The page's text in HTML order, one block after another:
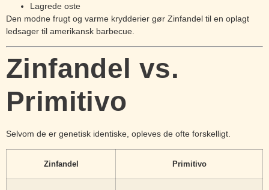
Lagrede oste
Den modne frugt og varme krydderier gør Zinfandel til en oplagt
ledsager til amerikansk barbecue.
Zinfandel vs.
Primitivo
Selvom de er genetisk identiske, opleves de ofte forskelligt.
Zinfandel Primitivo